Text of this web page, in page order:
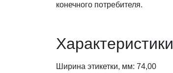
конечного потребителя.
Характеристики
Ширина этикетки, мм: 74,00